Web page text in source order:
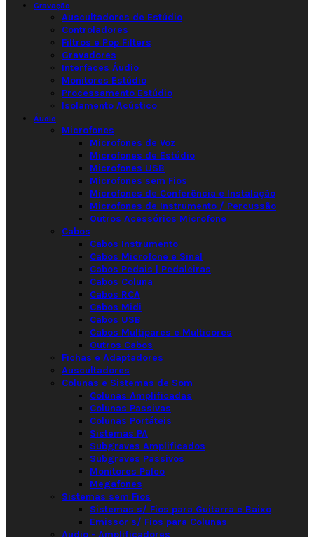
Gravação
Auscultadores de Estúdio
Controladores
Filtros e Pop Filters
Gravadores
Interfaces Áudio
Monitores Estúdio
Processamento Estúdio
Isolamento Acústico
Áudio
Microfones
Microfones de Voz
Microfones de Estúdio
Microfones USB
Microfones sem Fios
Microfones de Conferência e Instalação
Microfones de Instrumento / Percussão
Outros Acessórios Microfone
Cabos
Cabos Instrumento
Cabos Microfone e Sinal
Cabos Pedais | Pedaleiras
Cabos Coluna
Cabos RCA
Cabos Midi
Cabos USB
Cabos Multipares e Multicores
Outros Cabos
Fichas e Adaptadores
Auscultadores
Colunas e Sistemas de Som
Colunas Amplificadas
Colunas Passivas
Colunas Portáteis
Sistemas PA
Subgraves Amplificados
Subgraves Passivos
Monitores Palco
Megafones
Sistemas sem Fios
Sistemas s/ Fios para Guitarra e Baixo
Emissor s/ Fios para Colunas